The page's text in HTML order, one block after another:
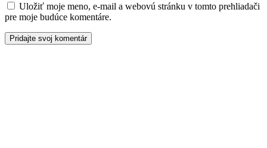
Uložiť moje meno, e-mail a webovú stránku v tomto prehliadači
pre moje budúce komentáre.